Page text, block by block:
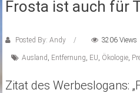
Frosta ist auch für
Posted By: Andy 3206 Views
Ausland Entfernung EU Ökologie,
Zitat des Werbeslogans: